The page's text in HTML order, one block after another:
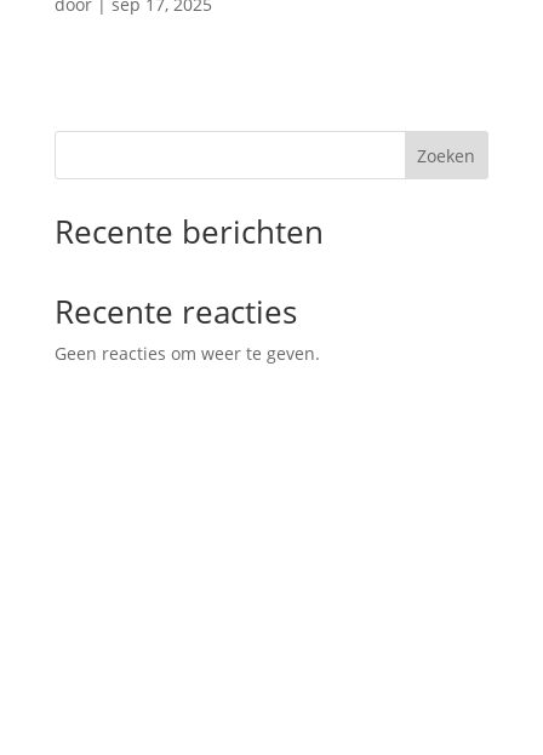
Zoeken
Recente berichten
Recente reacties
Geen reacties om weer te geven.